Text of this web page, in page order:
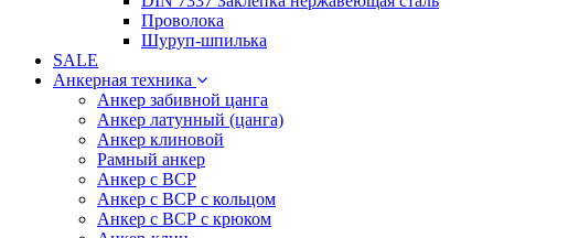
Проволока
Шуруп-шпилька
SALE
Анкерная техника
Анкер забивной цанга
Анкер латунный (цанга)
Анкер клиновой
Рамный анкер
Анкер с ВСР
Анкер с ВСР с кольцом
Анкер с ВСР с крюком